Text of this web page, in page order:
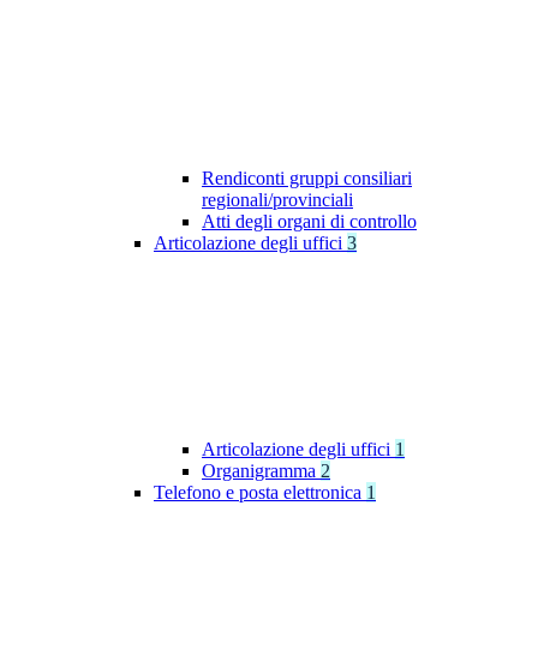
Rendiconti gruppi consiliari
regionali/provinciali
Atti degli organi di controllo
Articolazione degli uffici 3
Articolazione degli uffici 1
Organigramma 2
Telefono e posta elettronica 1